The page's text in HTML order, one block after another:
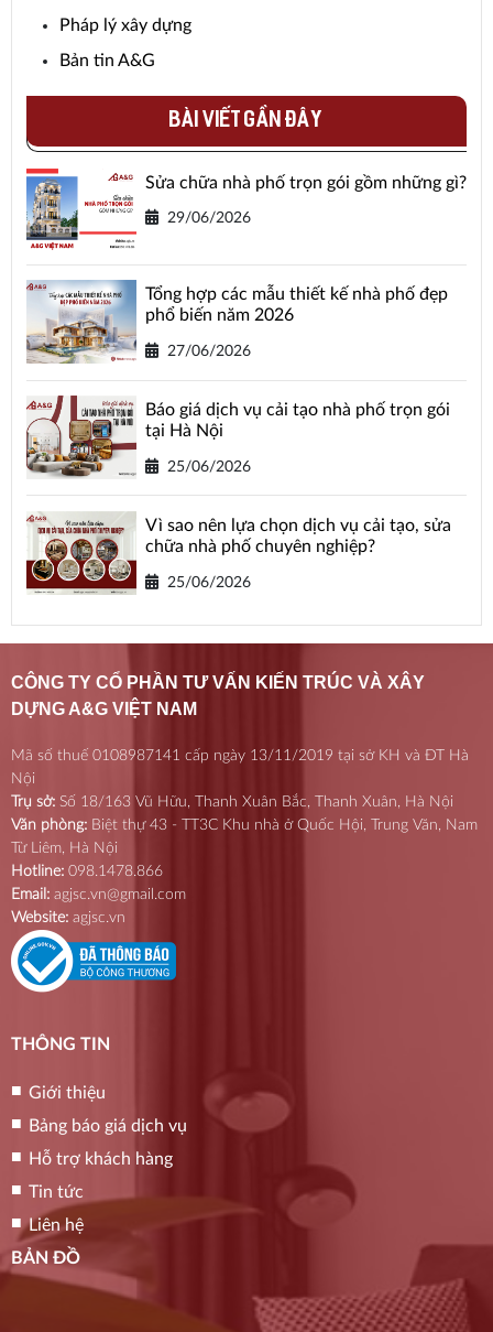
Pháp lý xây dựng
Bản tin A&G
BÀI VIẾT GẦN ĐÂY
Sửa chữa nhà phố trọn gói gồm những gì?
29/06/2026
Tổng hợp các mẫu thiết kế nhà phố đẹp
phổ biến năm 2026
27/06/2026
Báo giá dịch vụ cải tạo nhà phố trọn gói
tại Hà Nội
25/06/2026
Vì sao nên lựa chọn dịch vụ cải tạo, sửa
chữa nhà phố chuyên nghiệp?
25/06/2026
CÔNG TY CỔ PHẦN TƯ VẤN KIẾN TRÚC VÀ XÂY
DỰNG A&G VIỆT NAM
Mã số thuế 0108987141 cấp ngày 13/11/2019 tại sở KH và ĐT Hà
Nội
Trụ sở: Số 18/163 Vũ Hữu, Thanh Xuân Bắc, Thanh Xuân, Hà Nội
Văn phòng: Biệt thự 43 - TT3C Khu nhà ở Quốc Hội, Trung Văn, Nam
Từ Liêm, Hà Nội
Hotline: 098.1478.866
Email: agjsc.vn@gmail.com
Website: agjsc.vn
THÔNG TIN
Giới thiệu
Bảng báo giá dịch vụ
Hỗ trợ khách hàng
Tin tức
Liên hệ
BẢN ĐỒ